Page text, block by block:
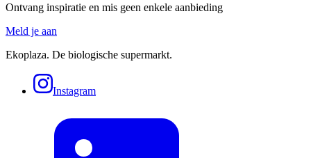
Ontvang inspiratie en mis geen enkele aanbieding
Meld je aan
Ekoplaza. De biologische supermarkt.
Instagram